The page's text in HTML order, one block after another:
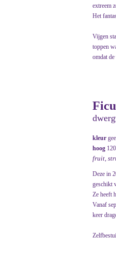
extreem
Het
Vijgen
toppen
omdat
kleur
hoog
fruit,
Deze in
geschikt
Ze heeft
Vanaf
keer